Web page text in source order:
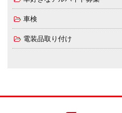
車検
電装品取り付け